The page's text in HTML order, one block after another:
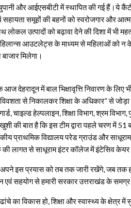
और आईएसबीटी में स्थापित की गई हैं।ये
सहायता समूहों की बहनों को स्वरोजगार और
उत्पादों को बढ़ावा देने की दिशा में भी
हिलान्स आउटलेट्स के माध्यम से महिलाओं को न
मिलेगा।
आज देहरादून में बाल भिक्षावृत्ति निवारण के
विवशता से निकालकर शिक्षा के अधिकार” से
चाइल्ड हेल्पलाइन, शिक्षा विभाग, श्रम
की बात है कि इस टीम द्वारा पहले चरण में
प्राथमिक विद्यालय परेड ग्राउंड और
लागत से साधूराम इंटर कॉलेज में इंटेसिव केयर
इस प्रयास को तब तक जारी रखेंगे, जब तक
एवं सहयोग से हमारी सरकार उत्तराखंड के
ढांचे का विकास हो, शिक्षा और स्वास्थ्य के